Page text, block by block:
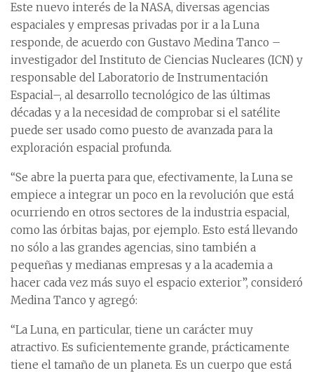
Este nuevo interés de la NASA, diversas agencias
espaciales y empresas privadas por ir a la Luna
responde, de acuerdo con Gustavo Medina Tanco –
investigador del Instituto de Ciencias Nucleares (ICN) y
responsable del Laboratorio de Instrumentación
Espacial–, al desarrollo tecnológico de las últimas
décadas y a la necesidad de comprobar si el satélite
puede ser usado como puesto de avanzada para la
exploración espacial profunda.
“Se abre la puerta para que, efectivamente, la Luna se
empiece a integrar un poco en la revolución que está
ocurriendo en otros sectores de la industria espacial,
como las órbitas bajas, por ejemplo. Esto está llevando
no sólo a las grandes agencias, sino también a
pequeñas y medianas empresas y a la academia a
hacer cada vez más suyo el espacio exterior”, consideró
Medina Tanco y agregó:
“La Luna, en particular, tiene un carácter muy
atractivo. Es suficientemente grande, prácticamente
tiene el tamaño de un planeta. Es un cuerpo que está